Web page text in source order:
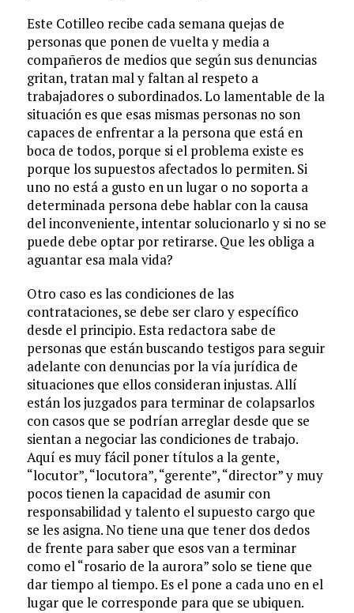
Este Cotilleo recibe cada semana quejas de
personas que ponen de vuelta y media a
compañeros de medios que según sus denuncias
gritan, tratan mal y faltan al respeto a
trabajadores o subordinados. Lo lamentable de la
situación es que esas mismas personas no son
capaces de enfrentar a la persona que está en
boca de todos, porque si el problema existe es
porque los supuestos afectados lo permiten. Si
uno no está a gusto en un lugar o no soporta a
determinada persona debe hablar con la causa
del inconveniente, intentar solucionarlo y si no se
puede debe optar por retirarse. Que les obliga a
aguantar esa mala vida?
Otro caso es las condiciones de las
contrataciones, se debe ser claro y específico
desde el principio. Esta redactora sabe de
personas que están buscando testigos para seguir
adelante con denuncias por la vía jurídica de
situaciones que ellos consideran injustas. Allí
están los juzgados para terminar de colapsarlos
con casos que se podrían arreglar desde que se
sientan a negociar las condiciones de trabajo.
Aquí es muy fácil poner títulos a la gente,
“locutor”, “locutora”, “gerente”, “director” y muy
pocos tienen la capacidad de asumir con
responsabilidad y talento el supuesto cargo que
se les asigna. No tiene una que tener dos dedos
de frente para saber que esos van a terminar
como el “rosario de la aurora” solo se tiene que
dar tiempo al tiempo. Es el pone a cada uno en el
lugar que le corresponde para que se ubiquen.